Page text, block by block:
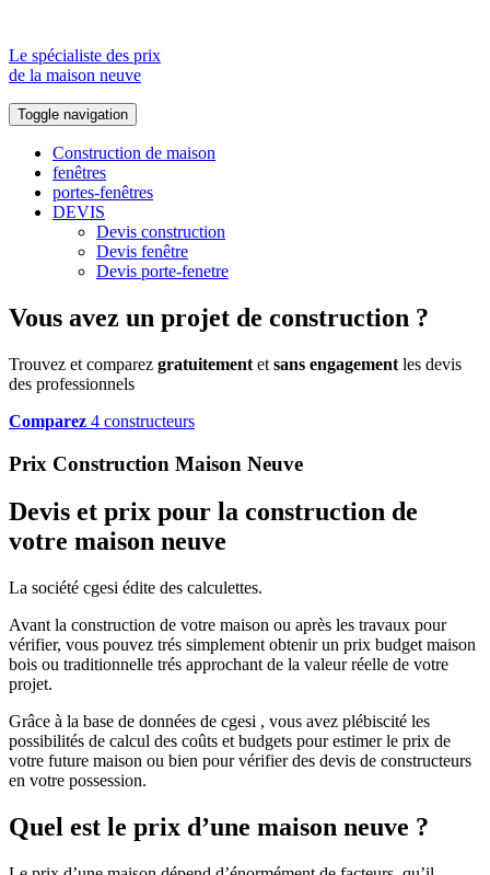
Le spécialiste des prix
de la maison neuve
Toggle navigation
Construction de maison
fenêtres
portes-fenêtres
DEVIS
Devis construction
Devis fenêtre
Devis porte-fenetre
Vous avez un projet de construction ?
Trouvez et comparez gratuitement et sans engagement les devis
des professionnels
Comparez 4 constructeurs
Prix Construction Maison Neuve
Devis et prix pour la construction de
votre maison neuve
La société cgesi édite des calculettes.
Avant la construction de votre maison ou après les travaux pour
vérifier, vous pouvez trés simplement obtenir un prix budget maison
bois ou traditionnelle trés approchant de la valeur réelle de votre
projet.
Grâce à la base de données de cgesi , vous avez plébiscité les
possibilités de calcul des coûts et budgets pour estimer le prix de
votre future maison ou bien pour vérifier des devis de constructeurs
en votre possession.
Quel est le prix d’une maison neuve ?